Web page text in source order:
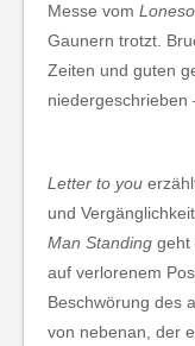
Messe vom
Gaunern trotzt.
Zeiten und guten
niedergeschrieben
Letter to you
und
Man Standing geht
auf verlorenem
Beschwörung des
von nebenan, der